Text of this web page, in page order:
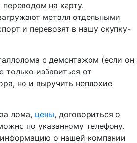
на карту.
металл отдельными
и перевозят в нашу скупку-
с демонтажом (если он
избавиться от
но и выручить неплохие
лома, цены, договориться о
по указанному телефону.
о нашей компании